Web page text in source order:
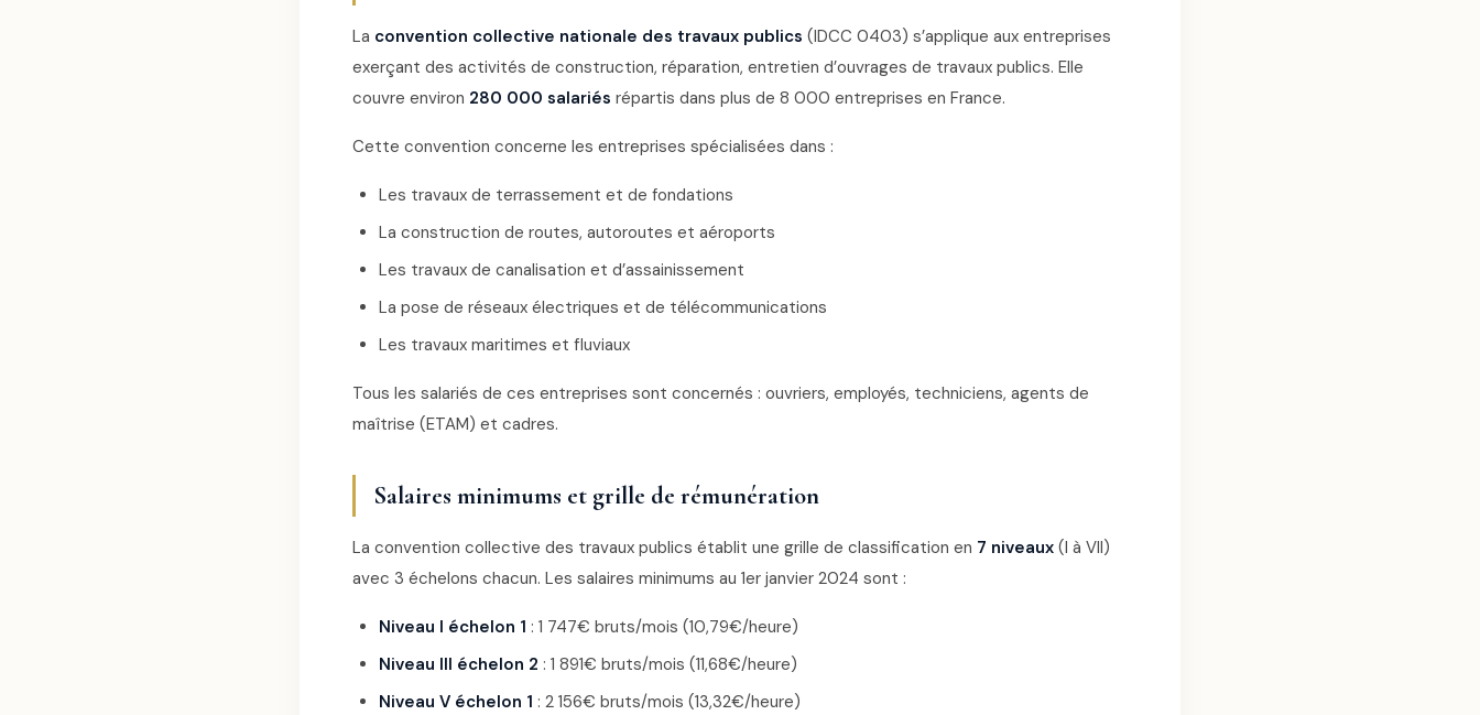
La convention collective nationale des travaux publics (IDCC 0403) s’applique aux entreprises
exerçant des activités de construction, réparation, entretien d’ouvrages de travaux publics. Elle
couvre environ 280 000 salariés répartis dans plus de 8 000 entreprises en France.
Cette convention concerne les entreprises spécialisées dans :
Les travaux de terrassement et de fondations
La construction de routes, autoroutes et aéroports
Les travaux de canalisation et d’assainissement
La pose de réseaux électriques et de télécommunications
Les travaux maritimes et fluviaux
Tous les salariés de ces entreprises sont concernés : ouvriers, employés, techniciens, agents de
maîtrise (ETAM) et cadres.
Salaires minimums et grille de rémunération
La convention collective des travaux publics établit une grille de classification en 7 niveaux (I à VII)
avec 3 échelons chacun. Les salaires minimums au 1er janvier 2024 sont :
Niveau I échelon 1 : 1 747€ bruts/mois (10,79€/heure)
Niveau III échelon 2 : 1 891€ bruts/mois (11,68€/heure)
Niveau V échelon 1 : 2 156€ bruts/mois (13,32€/heure)